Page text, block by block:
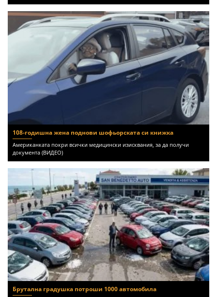
108-годишна жена поднови шофьорската си книжка
Американката покри всички медицински изисквания, за да получи
документа (ВИДЕО)
Брутална градушка потроши 1000 автомобила